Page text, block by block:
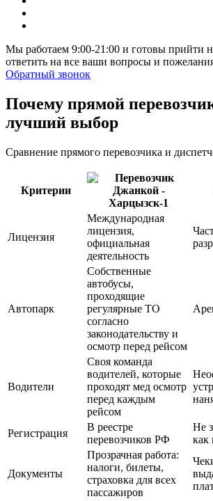
Мы работаем 9:00-21:00 и готовы прийти
ответить на все ваши вопросы и
Обратный звонок
Почему прямой
лучший выбор
Сравнение прямого перевозчика и
Критерии
Лицензия
Международная
лицензия,
официальная
деятельность
Автопарк
Собственные
автобусы,
проходящие
регулярные ТО
согласно
законодательству и
осмотр перед рейсом
Водители
Своя команда
водителей, которые
проходят мед осмотр
перед каждым
рейсом
Регистрация
В реестре
перевозчиков РФ
Не
как
Документы
Прозрачная работа:
налоги, билеты,
страховка для всех
пассажиров